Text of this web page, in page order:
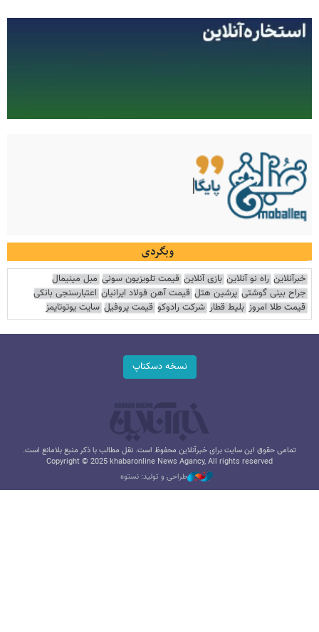
وبگردی
خبرآنلاین راه نو آنلاین بازی آنلاین قیمت تلویزیون سونی مبل مینیمال
جراح بینی گوشتی پرشین هتل قیمت آهن فولاد ایرانیان اعتبارسنجی بانکی
قیمت طلا امروز بلیط قطار شرکت رادوکو قیمت پروفیل سایت یوتوتایمز
نسخه دسکتاپ
تمامی حقوق این سایت برای خبرآنلاین محفوظ است. نقل مطالب با ذکر منبع بلامانع است.
Copyright © 2025 khabaronline News Agancy, All rights reserved
طراحی و تولید: نستوه